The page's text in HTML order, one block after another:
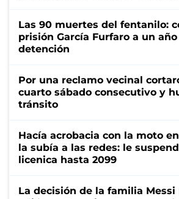
Las 90 muertes del fentanilo:
prisión García Furfaro a un
detención
Por una reclamo vecinal
cuarto sábado consecutivo y
tránsito
Hacía acrobacia con la moto
la subía a las redes: le
licenica hasta 2099
La decisión de la familia